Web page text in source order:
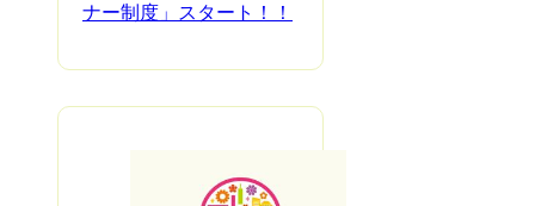
ナー制度」スタート！！